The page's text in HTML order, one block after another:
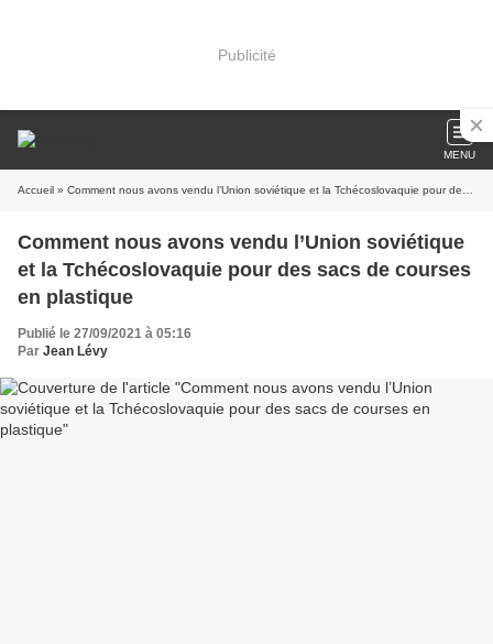
Publicité
MENU
Accueil » Comment nous avons vendu l’Union soviétique et la Tchécoslovaquie pour des sacs de courses en plastique
Comment nous avons vendu l’Union soviétique
et la Tchécoslovaquie pour des sacs de courses
en plastique
Publié le 27/09/2021 à 05:16
Par Jean Lévy